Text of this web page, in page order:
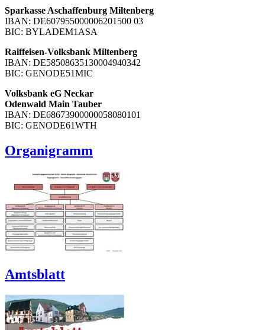
Sparkasse Aschaffenburg Miltenberg
IBAN: DE607955000006201500 03
BIC: BYLADEM1ASA
Raiffeisen-Volksbank Miltenberg
IBAN: DE58508635130004940342
BIC: GENODE51MIC
Volksbank eG Neckar
Odenwald Main Tauber
IBAN: DE68673900000058080101
BIC: GENODE61WTH
Organigramm
Amtsblatt